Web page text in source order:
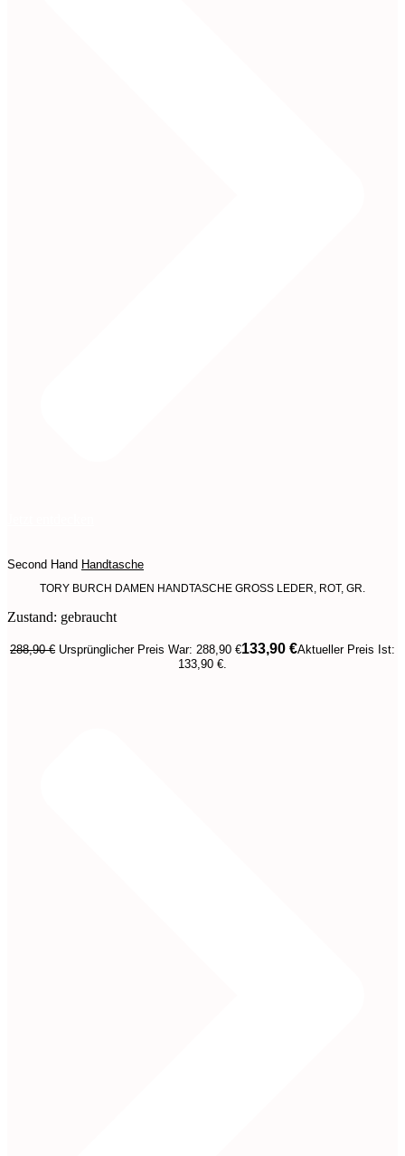
Second Hand Handtasche
TORY BURCH DAMEN HANDTASCHE GROSS LEDER, ROT, GR.
Zustand: gebraucht
288,90€ Ursprünglicher Preis War: 288,90 €133,90 €Aktueller Preis Ist:
133,90 €.